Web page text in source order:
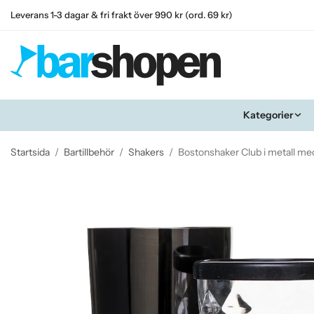
Leverans 1-3 dagar & fri frakt över 990 kr (ord. 69 kr)
Kategorier
Startsida / Bartillbehör / Shakers / Bostonshaker Club i metall